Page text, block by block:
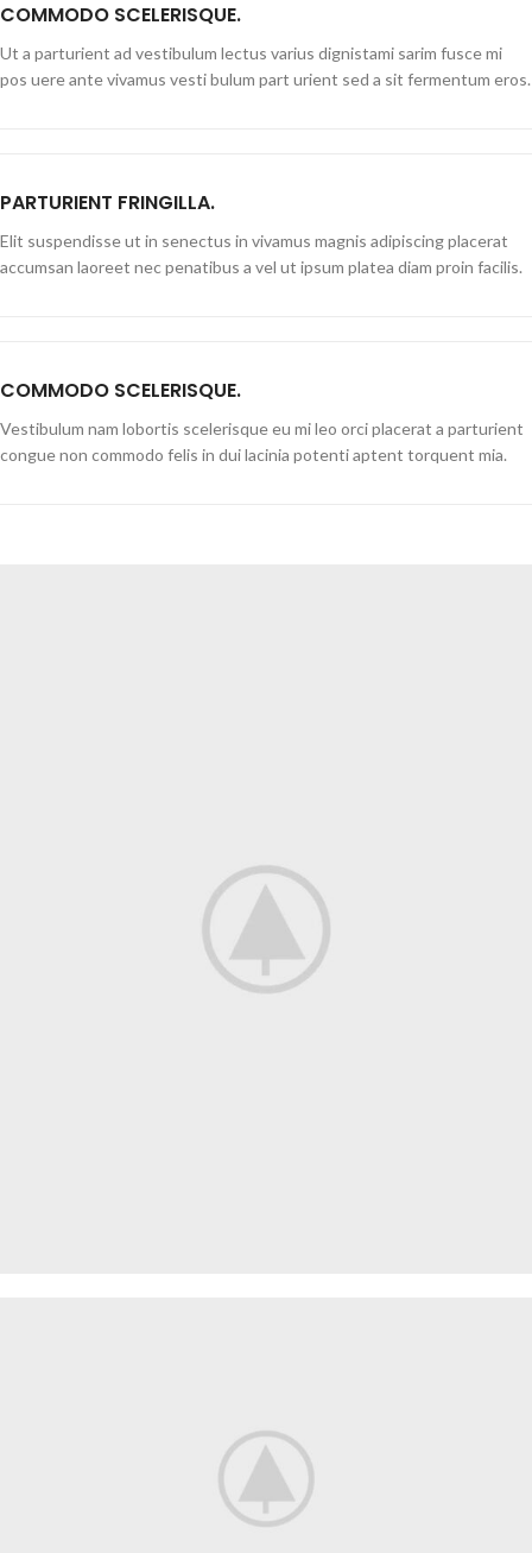
COMMODO SCELERISQUE.
Ut a parturient ad vestibulum lectus varius dignistami sarim fusce mi
pos uere ante vivamus vesti bulum part urient sed a sit fermentum eros.
PARTURIENT FRINGILLA.
Elit suspendisse ut in senectus in vivamus magnis adipiscing placerat
accumsan laoreet nec penatibus a vel ut ipsum platea diam proin facilis.
COMMODO SCELERISQUE.
Vestibulum nam lobortis scelerisque eu mi leo orci placerat a parturient
congue non commodo felis in dui lacinia potenti aptent torquent mia.